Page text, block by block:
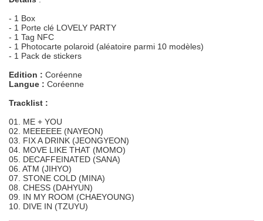
- 1 Box
- 1 Porte clé LOVELY PARTY
- 1 Tag NFC
- 1 Photocarte polaroid (aléatoire parmi 10 modèles)
- 1 Pack de stickers
Edition : Coréenne
Langue : Coréenne
Tracklist :
01. ME + YOU
02. MEEEEEE (NAYEON)
03. FIX A DRINK (JEONGYEON)
04. MOVE LIKE THAT (MOMO)
05. DECAFFEINATED (SANA)
06. ATM (JIHYO)
07. STONE COLD (MINA)
08. CHESS (DAHYUN)
09. IN MY ROOM (CHAEYOUNG)
10. DIVE IN (TZUYU)